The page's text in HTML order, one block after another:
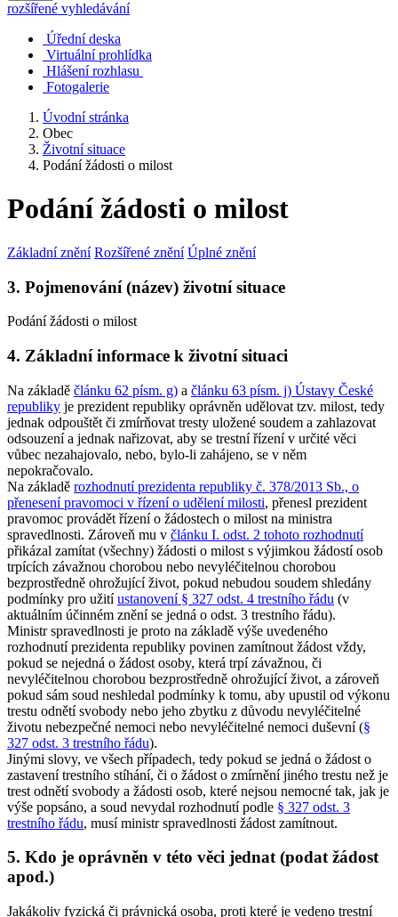
rozšířené vyhledávání
Úřední deska
Virtuální prohlídka
Hlášení rozhlasu
Fotogalerie
Úvodní stránka
Obec
Životní situace
Podání žádosti o milost
Podání žádosti o milost
Základní znění Rozšířené znění Úplné znění
3. Pojmenování (název) životní situace
Podání žádosti o milost
4. Základní informace k životní situaci
Na základě článku 62 písm. g) a článku 63 písm. j) Ústavy České
republiky je prezident republiky oprávněn udělovat tzv. milost, tedy
jednak odpouštět či zmírňovat tresty uložené soudem a zahlazovat
odsouzení a jednak nařizovat, aby se trestní řízení v určité věci
vůbec nezahajovalo, nebo, bylo-li zahájeno, se v něm
nepokračovalo.
Na základě rozhodnutí prezidenta republiky č. 378/2013 Sb., o
přenesení pravomoci v řízení o udělení milosti, přenesl prezident
pravomoc provádět řízení o žádostech o milost na ministra
spravedlnosti. Zároveň mu v článku I. odst. 2 tohoto rozhodnutí
přikázal zamítat (všechny) žádosti o milost s výjimkou žádostí osob
trpících závažnou chorobou nebo nevyléčitelnou chorobou
bezprostředně ohrožující život, pokud nebudou soudem shledány
podmínky pro užitíustanovení § 327 odst. 4 trestního řádu (v
aktuálním účinném znění se jedná o odst. 3 trestního řádu).
Ministr spravedlnosti je proto na základě výše uvedeného
rozhodnutí prezidenta republiky povinen zamítnout žádost vždy,
pokud se nejedná o žádost osoby, která trpí závažnou, či
nevyléčitelnou chorobou bezprostředně ohrožující život, a zároveň
pokud sám soud neshledal podmínky k tomu, aby upustil od výkonu
trestu odnětí svobody nebo jeho zbytku z důvodu nevyléčitelné
životu nebezpečné nemoci nebo nevyléčitelné nemoci duševní (§
327 odst. 3 trestního řádu).
Jinými slovy, ve všech případech, tedy pokud se jedná o žádost o
zastavení trestního stíhání, či o žádost o zmírnění jiného trestu než je
trest odnětí svobody a žádosti osob, které nejsou nemocné tak, jak je
výše popsáno, a soud nevydal rozhodnutí podle § 327 odst. 3
trestního řádu, musí ministr spravedlnosti žádost zamítnout.
5. Kdo je oprávněn v této věci jednat (podat žádost
apod.)
Jakákoliv fyzická či právnická osoba, proti které je vedeno trestní